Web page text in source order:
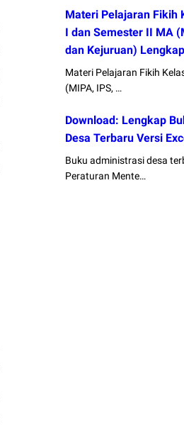
Materi Pelajaran Fikih
I dan Semester II MA
dan Kejuruan) Lengkap
Materi Pelajaran Fikih
(MIPA, IPS, …
Download: Lengkap
Desa Terbaru Versi
Buku administrasi desa
Peraturan Mente…